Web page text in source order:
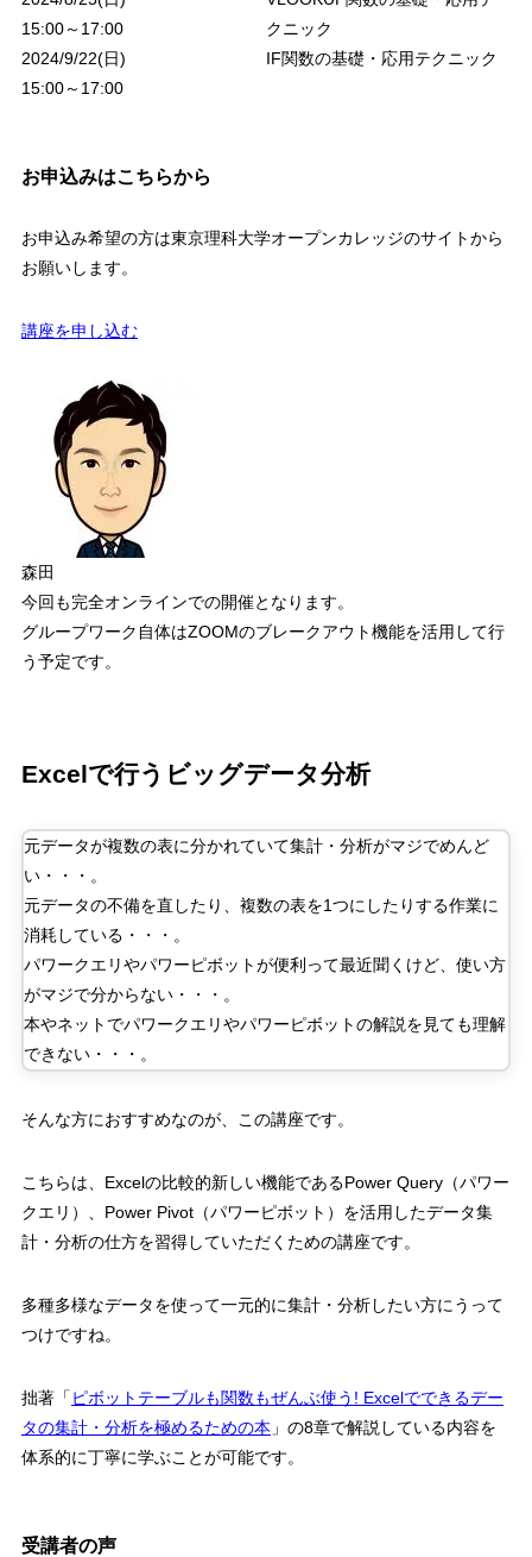
15:00～ 17:00
クニック
2024/9/22(日)
15:00～ 17:00
IF関数の基礎・応用テクニック
お申込みはこちらから
お申込み希望の方は東京理科大学オープンカレッジのサイトから
お願いします。
講座を申し込む
森田
今回も完全オンラインでの開催となります。
グループワーク自体はZOOMのブレークアウト機能を活用して行
う予定です。
Excelで行うビッグデータ分析
元データが複数の表に分かれていて集計・分析がマジでめんど
い・・・。
元データの不備を直したり、複数の表を1つにしたりする作業に
消耗している・・・。
パワークエリやパワーピボットが便利って最近聞くけど、使い方
がマジで分からない・・・。
本やネットでパワークエリやパワーピボットの解説を見ても理解
できない・・・。
そんな方におすすめなのが、この講座です。
こちらは、 Excelの比較的新しい機能であるPower Query（パワー
クエリ）、 Power Pivot（パワーピボット）を活用したデータ集
計・分析の仕方を習得していただくための講座です。
多種多様なデータを使って一元的に集計・分析したい方にうって
つけですね。
拙著「 ピボットテーブルも関数もぜんぶ使う ! Excelでできるデー
タの集計・分析を極めるための本 」の8章で解説している内容を
体系的に丁寧に学ぶことが可能です。
受講者の声